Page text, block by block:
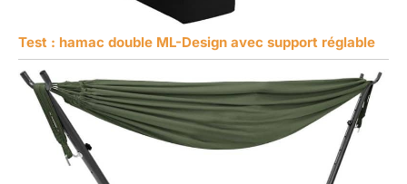
Test : hamac double ML-Design avec support réglable